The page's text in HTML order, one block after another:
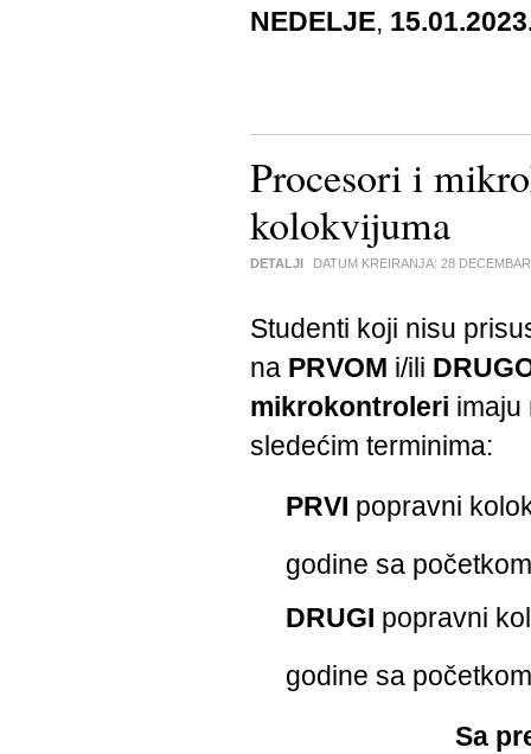
NEDELJE,
Procesori i
kolokvijuma
DETALJI DATUM KREIRANJA: 28
Studenti koji nisu
na PRVOM i/ili
mikrokontroleri imaju
sledećim terminima:
PRVI popravni
godine sa
DRUGI popravni
godine sa
Sa